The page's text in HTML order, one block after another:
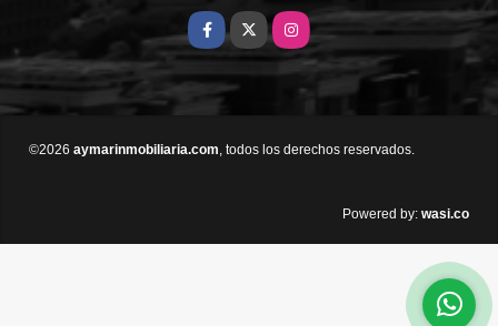
Facebook
X Instagram
©2026 aymarinmobiliaria.com, todos los derechos reservados.
Powered by: wasi.co